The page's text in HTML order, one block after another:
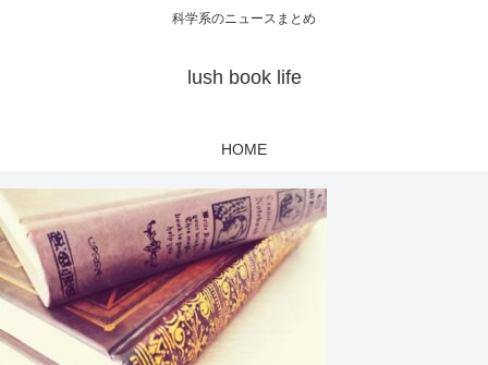
科学系のニュースまとめ
lush book life
HOME